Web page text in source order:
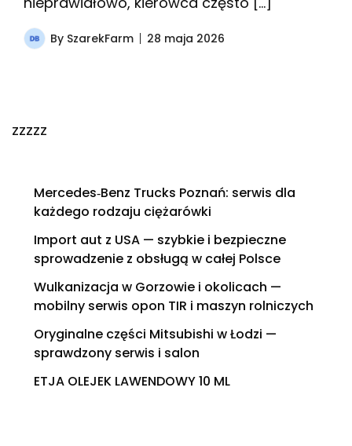
By SzarekFarm 28 maja 2026
zzzzz
Mercedes‑Benz Trucks Poznań: serwis dla
każdego rodzaju ciężarówki
Import aut z USA — szybkie i bezpieczne
sprowadzenie z obsługą w całej Polsce
Wulkanizacja w Gorzowie i okolicach —
mobilny serwis opon TIR i maszyn rolniczych
Oryginalne części Mitsubishi w Łodzi —
sprawdzony serwis i salon
ETJA OLEJEK LAWENDOWY 10 ML